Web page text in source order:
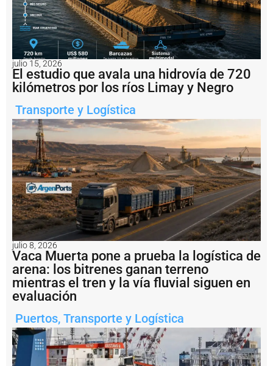
ó
n
d
e
a
h
i
s
t
ó
ri
c
a
T
e
r
m
i
n
a
l
I
d
e
l
P
u
e
r
t
o
V
julio 15, 2026
El estudio que avala una hidrovía de 720
kilómetros por los ríos Limay y Negro
Transporte y Logística
julio 8, 2026
Vaca Muerta pone a prueba la logística de
arena: los bitrenes ganan terreno
mientras el tren y la vía fluvial siguen en
evaluación
Puertos, Transporte y Logística